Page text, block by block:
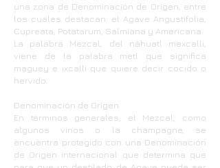
una zona de Denominación de Origen, entre
los cuales destacan: el Agave Angustifolia,
Cupreata, Potatarum, Salmiana y Americana.
La palabra Mezcal, del náhuatl mexcalli,
viene de la palabra metl que significa
maguey e ixcalli que quiere decir cocido o
hervido.
Denominación de Origen
En términos generales, el Mezcal, como
algunos vinos o la champagne, se
encuentra protegido con una Denominación
de Origen internacional que determina que